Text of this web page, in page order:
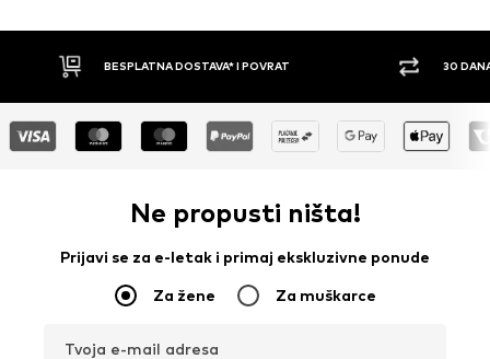
BESPLATNA DOSTAVA* I POVRAT 30
Ne propusti ništa!
Prijavi se za e-letak i primaj ekskluzivne ponude
Za žene Za muškarce
Tvoja e-mail adresa